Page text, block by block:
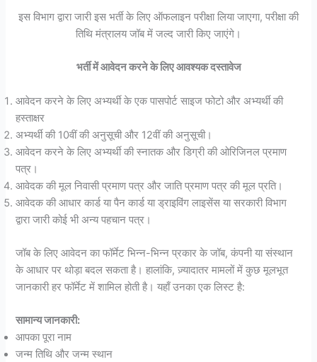
इस विभाग द्वारा जारी इस भर्ती के लिए ऑफलाइन परीक्षा लिया जाएगा, परीक्षा की
तिथि मंत्रालय जॉब में जल्द जारी किए जाएंगे।
भर्ती में आवेदन करने के लिए आवश्यक दस्तावेज
आवेदन करने के लिए अभ्यर्थी के एक पासपोर्ट साइज फोटो और अभ्यर्थी की
हस्ताक्षर
अभ्यर्थी की 10वीं की अनुसूची और 12वीं की अनुसूची।
आवेदन करने के लिए अभ्यर्थी की स्नातक और डिग्री की ओरिजिनल प्रमाण
पत्र।
आवेदक की मूल निवासी प्रमाण पत्र और जाति प्रमाण पत्र की मूल प्रति।
आवेदक की आधार कार्ड या पैन कार्ड या ड्राइविंग लाइसेंस या सरकारी विभाग
द्वारा जारी कोई भी अन्य पहचान पत्र।
जॉब के लिए आवेदन का फॉर्मेट भिन्न-भिन्न प्रकार के जॉब, कंपनी या संस्थान
के आधार पर थोड़ा बदल सकता है। हालांकि, ज़्यादातर मामलों में कुछ मूलभूत
जानकारी हर फॉर्मेट में शामिल होती है। यहाँ उनका एक लिस्ट है:
सामान्य जानकारी:
आपका पूरा नाम
जन्म तिथि और जन्म स्थान